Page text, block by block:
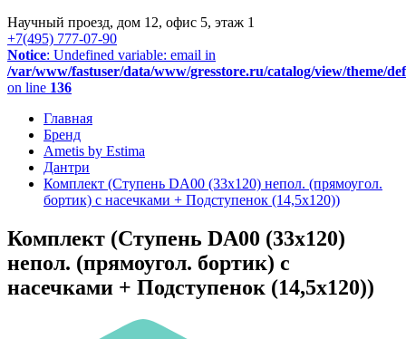
Научный проезд, дом 12, офис 5, этаж 1
+7(495) 777-07-90
Notice: Undefined variable: email in
/var/www/fastuser/data/www/gresstore.ru/catalog/view/theme/
on line 136
Главная
Бренд
Ametis by Estima
Дантри
Комплект (Ступень DA00 (33x120) непол. (прямоугол.
бортик) с насечками + Подступенок (14,5x120))
Комплект (Ступень DA00 (33x120)
непол. (прямоугол. бортик) с
насечками + Подступенок (14,5x120))